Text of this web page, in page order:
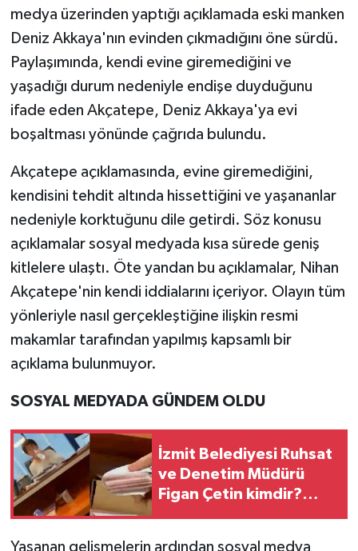
medya üzerinden yaptığı açıklamada eski manken
Deniz Akkaya'nın evinden çıkmadığını öne sürdü.
Paylaşımında, kendi evine giremediğini ve
yaşadığı durum nedeniyle endişe duyduğunu
ifade eden Akçatepe, Deniz Akkaya'ya evi
boşaltması yönünde çağrıda bulundu.
Akçatepe açıklamasında, evine giremediğini,
kendisini tehdit altında hissettiğini ve yaşananlar
nedeniyle korktuğunu dile getirdi. Söz konusu
açıklamalar sosyal medyada kısa sürede geniş
kitlelere ulaştı. Öte yandan bu açıklamalar, Nihan
Akçatepe'nin kendi iddialarını içeriyor. Olayın tüm
yönleriyle nasıl gerçekleştiğine ilişkin resmi
makamlar tarafından yapılmış kapsamlı bir
açıklama bulunmuyor.
SOSYAL MEDYADA GÜNDEM OLDU
İzmit Belediyesi Ruhsat
ve Denetim Müdürü
Figan Çetin kimdir?
Yaşanan gelişmelerin ardından sosyal medya